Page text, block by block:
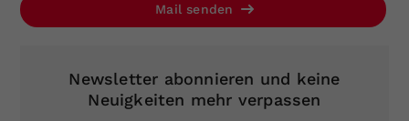
Mail senden
Newsletter abonnieren und keine
Neuigkeiten mehr verpassen